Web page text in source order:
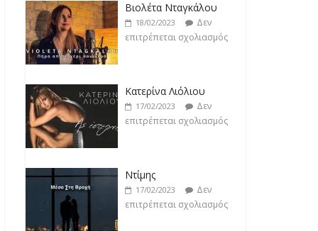
Κατερίνα Λιόλιου
17/02/2023
Δεν
επιτρέπεται σχολιασμός
Ντίμης
17/02/2023
Δεν
επιτρέπεται σχολιασμός
Darkon feat. Τζένη
Κοσμίδου
17/02/2023
Δεν